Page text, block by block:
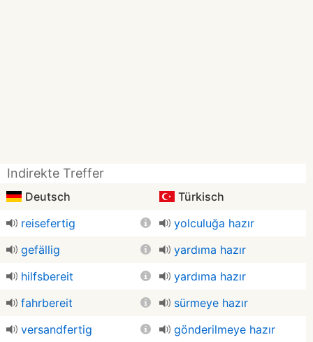
Indirekte Treffer
Deutsch
Türkisch
reisefertig
yolculuğa hazır
gefällig
yardıma hazır
hilfsbereit
yardıma hazır
fahrbereit
sürmeye hazır
versandfertig
gönderilmeye hazır